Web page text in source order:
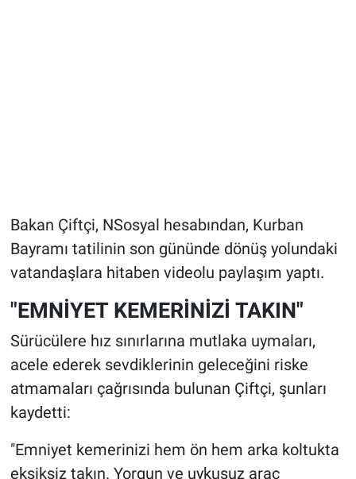
Bakan Çiftçi, NSosyal hesabından, Kurban
Bayramı tatilinin son gününde dönüş yolundaki
vatandaşlara hitaben videolu paylaşım yaptı.
"EMNİYET KEMERİNİZİ TAKIN"
Sürücülere hız sınırlarına mutlaka uymaları,
acele ederek sevdiklerinin geleceğini riske
atmamaları çağrısında bulunan Çiftçi, şunları
kaydetti:
"Emniyet kemerinizi hem ön hem arka koltukta
eksiksiz takın. Yorgun ve uykusuz araç